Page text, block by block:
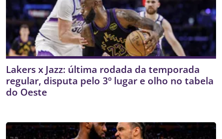
Lakers x Jazz: última rodada da temporada
regular, disputa pelo 3º lugar e olho no tabela
do Oeste